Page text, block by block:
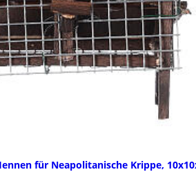
für Neapolitanische Krippe,